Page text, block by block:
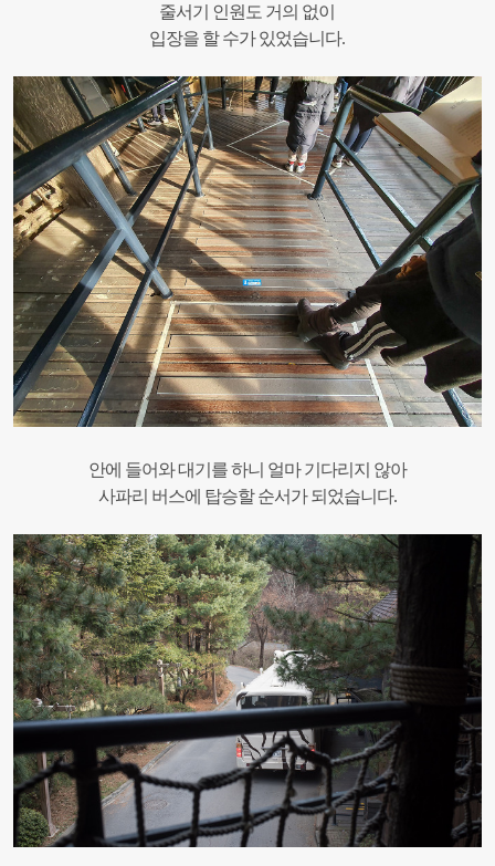
줄서기 인원도 거의 없이
입장을 할 수가 있었습니다.
안에 들어와 대기를 하니 얼마 기다리지 않아
사파리 버스에 탑승할 순서가 되었습니다.